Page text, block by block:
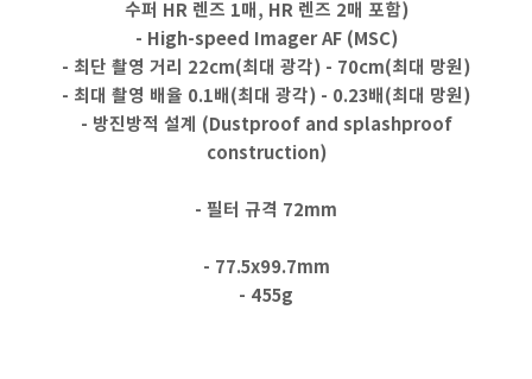
수퍼 HR 렌즈 1매, HR 렌즈 2매 포함)
- High-speed Imager AF (MSC)
- 최단 촬영 거리 22cm(최대 광각) - 70cm(최대 망원)
- 최대 촬영 배율 0.1배(최대 광각) - 0.23배(최대 망원)
- 방진방적 설계 (Dustproof and splashproof
construction)
- 필터 규격 72mm
- 77.5x99.7mm
- 455g